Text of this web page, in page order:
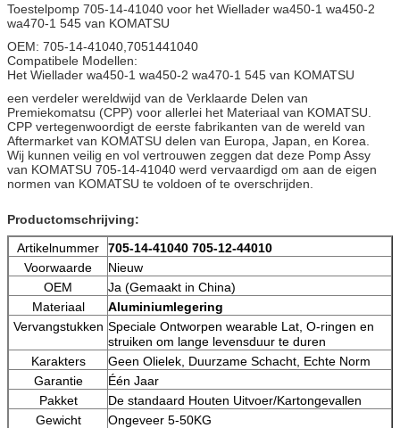
Toestelpomp 705-14-41040 voor het Wiellader wa450-1 wa450-2
wa470-1 545 van KOMATSU
OEM: 705-14-41040,7051441040
Compatibele Modellen:
Het Wiellader wa450-1 wa450-2 wa470-1 545 van KOMATSU
een verdeler wereldwijd van de Verklaarde Delen van
Premiekomatsu (CPP) voor allerlei het Materiaal van KOMATSU.
CPP vertegenwoordigt de eerste fabrikanten van de wereld van
Aftermarket van KOMATSU delen van Europa, Japan, en Korea.
Wij kunnen veilig en vol vertrouwen zeggen dat deze Pomp Assy
van KOMATSU 705-14-41040 werd vervaardigd om aan de eigen
normen van KOMATSU te voldoen of te overschrijden.
Productomschrijving:
Artikelnummer
705-14-41040 705-12-44010
Voorwaarde
Nieuw
OEM
Ja (Gemaakt in China)
Materiaal
Aluminiumlegering
Vervangstukken Speciale Ontworpen wearable Lat, O-ringen en
struiken om lange levensduur te duren
Karakters
Geen Olielek, Duurzame Schacht, Echte Norm
Garantie
Één Jaar
Pakket
De standaard Houten Uitvoer/Kartongevallen
Gewicht
Ongeveer 5-50KG